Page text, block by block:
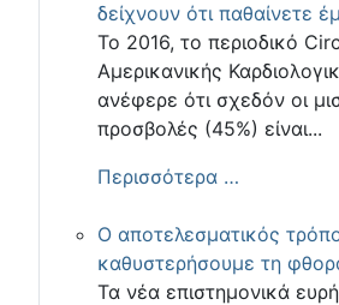
δείχνουν ότι παθαίνετε
Το 2016, το περιοδικό
Αμερικανικής
ανέφερε ότι σχεδόν οι
προσβολές (45%) είναι...
Περισσότερα …
Ο αποτελεσματικός
καθυστερήσουμε τη
Τα νέα επιστημονικά